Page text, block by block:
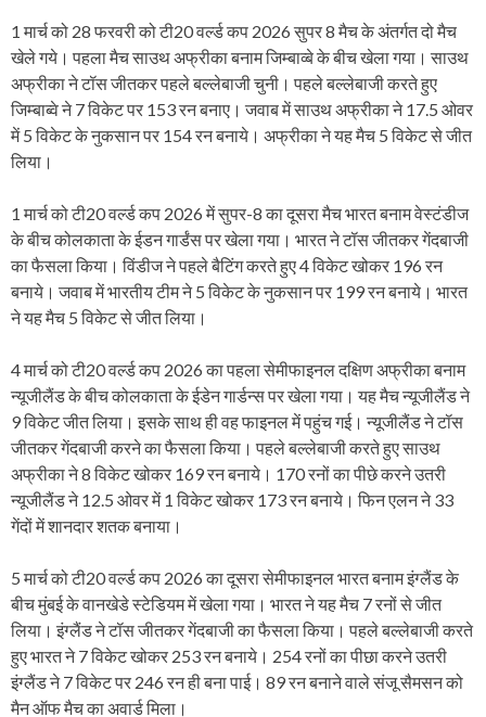
1 मार्च को 28 फरवरी को टी20 वर्ल्ड कप 2026 सुपर 8 मैच के अंतर्गत दो मैच
खेले गये। पहला मैच साउथ अफ्रीका बनाम जिम्बाव्बे के बीच खेला गया। साउथ
अफ्रीका ने टॉस जीतकर पहले बल्लेबाजी चुनी। पहले बल्लेबाजी करते हुए
जिम्बाब्वे ने 7 विकेट पर 153 रन बनाए। जवाब में साउथ अफ्रीका ने 17.5 ओवर
में 5 विकेट के नुकसान पर 154 रन बनाये। अफ्रीका ने यह मैच 5 विकेट से जीत
लिया।
1 मार्च को टी20 वर्ल्ड कप 2026 में सुपर-8 का दूसरा मैच भारत बनाम वेस्टंडीज
के बीच कोलकाता के ईडन गार्डंस पर खेला गया। भारत ने टॉस जीतकर गेंदबाजी
का फैसला किया। विंडीज ने पहले बैटिंग करते हुए 4 विकेट खोकर 196 रन
बनाये। जवाब में भारतीय टीम ने 5 विकेट के नुकसान पर 199 रन बनाये। भारत
ने यह मैच 5 विकेट से जीत लिया।
4 मार्च को टी20 वर्ल्ड कप 2026 का पहला सेमीफाइनल दक्षिण अफ्रीका बनाम
न्यूजीलैंड के बीच कोलकाता के ईडेन गार्डन्स पर खेला गया। यह मैच न्यूजीलैंड ने
9 विकेट जीत लिया। इसके साथ ही वह फाइनल में पहुंच गई। न्यूजीलैंड ने टॉस
जीतकर गेंदबाजी करने का फैसला किया। पहले बल्लेबाजी करते हुए साउथ
अफ्रीका ने 8 विकेट खोकर 169 रन बनाये। 170 रनों का पीछे करने उतरी
न्यूजीलैंड ने 12.5 ओवर में 1 विकेट खोकर 173 रन बनाये। फिन एलन ने 33
गेंदों में शानदार शतक बनाया।
5 मार्च को टी20 वर्ल्ड कप 2026 का दूसरा सेमीफाइनल भारत बनाम इंग्लैंड के
बीच मुंबई के वानखेडे स्टेडियम में खेला गया। भारत ने यह मैच 7 रनों से जीत
लिया। इंग्लैंड ने टॉस जीतकर गेंदबाजी का फैसला किया। पहले बल्लेबाजी करते
हुए भारत ने 7 विकेट खोकर 253 रन बनाये। 254 रनों का पीछा करने उतरी
इंग्लैंड ने 7 विकेट पर 246 रन ही बना पाई। 89 रन बनाने वाले संजू सैमसन को
मैन ऑफ मैच का अवार्ड मिला।